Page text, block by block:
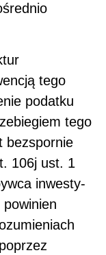
tego
podatku
tego
bezspornie
106j ust. 1
inwesty­